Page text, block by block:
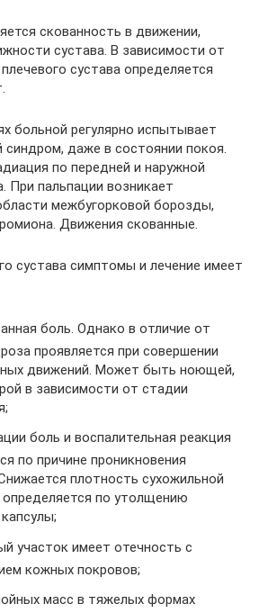
скованность в движении,
сустава. В зависимости от
сустава определяется
больной регулярно испытывает
синдром, даже в состоянии покоя.
по передней и наружной
При пальпации возникает
межбугорковой борозды,
Движения скованные.
сустава симптомы и лечение имеет
боль. Однако в отличие от
проявляется при совершении
движений. Может быть ноющей,
в зависимости от стадии
боль и воспалительная реакция
по причине проникновения
плотность сухожильной
определяется по утолщению
участок имеет отечность с
кожных покровов;
масс в тяжелых формах